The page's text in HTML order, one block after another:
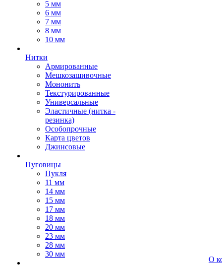
5 мм
6 мм
7 мм
8 мм
10 мм
Нитки
Армированные
Мешкозашивочные
Мононить
Текстурированные
Универсальные
Эластичные (нитка -
резинка)
Особопрочные
Карта цветов
Джинсовые
Пуговицы
Пукля
11 мм
14 мм
15 мм
17 мм
18 мм
20 мм
23 мм
28 мм
30 мм
О